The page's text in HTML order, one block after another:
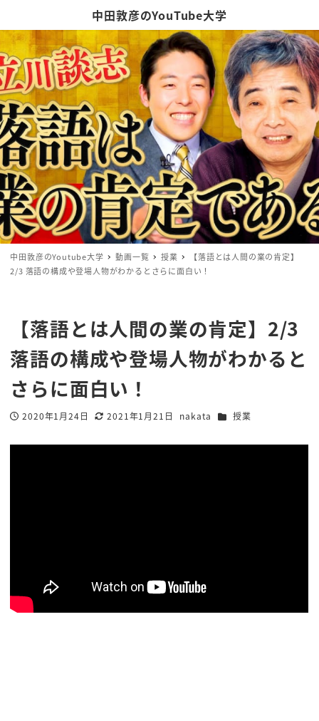
中田敦彦のYouTube大学
中田敦彦のYoutube大学 動画一覧 授業
【落語とは人間の業の肯定】
2/3 落語の構成や登場人物がわかるとさらに面白い！
【落語とは人間の業の肯定】2/3
落語の構成や登場人物がわかると
さらに面白い！
投稿日
2020年1月24日
更新日
2021年1月21日
著
nakata カテゴリー
授業